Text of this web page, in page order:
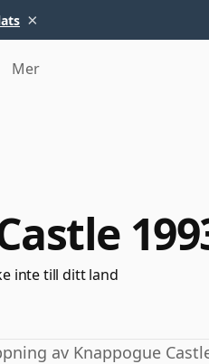
×
Mer
inte till ditt land
av Knappogue